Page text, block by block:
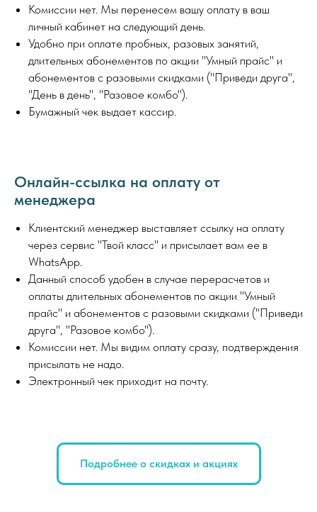
Комиссии нет. Мы перенесем вашу оплату в ваш
личный кабинет на следующий день.
Удобно при оплате пробных, разовых занятий,
длительных абонементов по акции "Умный прайс" и
абонементов с разовыми скидками ("Приведи друга",
"День в день", "Разовое комбо").
Бумажный чек выдает кассир.
Онлайн-ссылка на оплату от
менеджера
Клиентский менеджер выставляет ссылку на оплату
через сервис "Твой класс" и присылает вам ее в
WhatsApp.
Данный способ удобен в случае перерасчетов и
оплаты длительных абонементов по акции "Умный
прайс" и абонементов с разовыми скидками ("Приведи
друга", "Разовое комбо").
Комиссии нет. Мы видим оплату сразу, подтверждения
присылать не надо.
Электронный чек приходит на почту.
Подробнее о скидках и акциях